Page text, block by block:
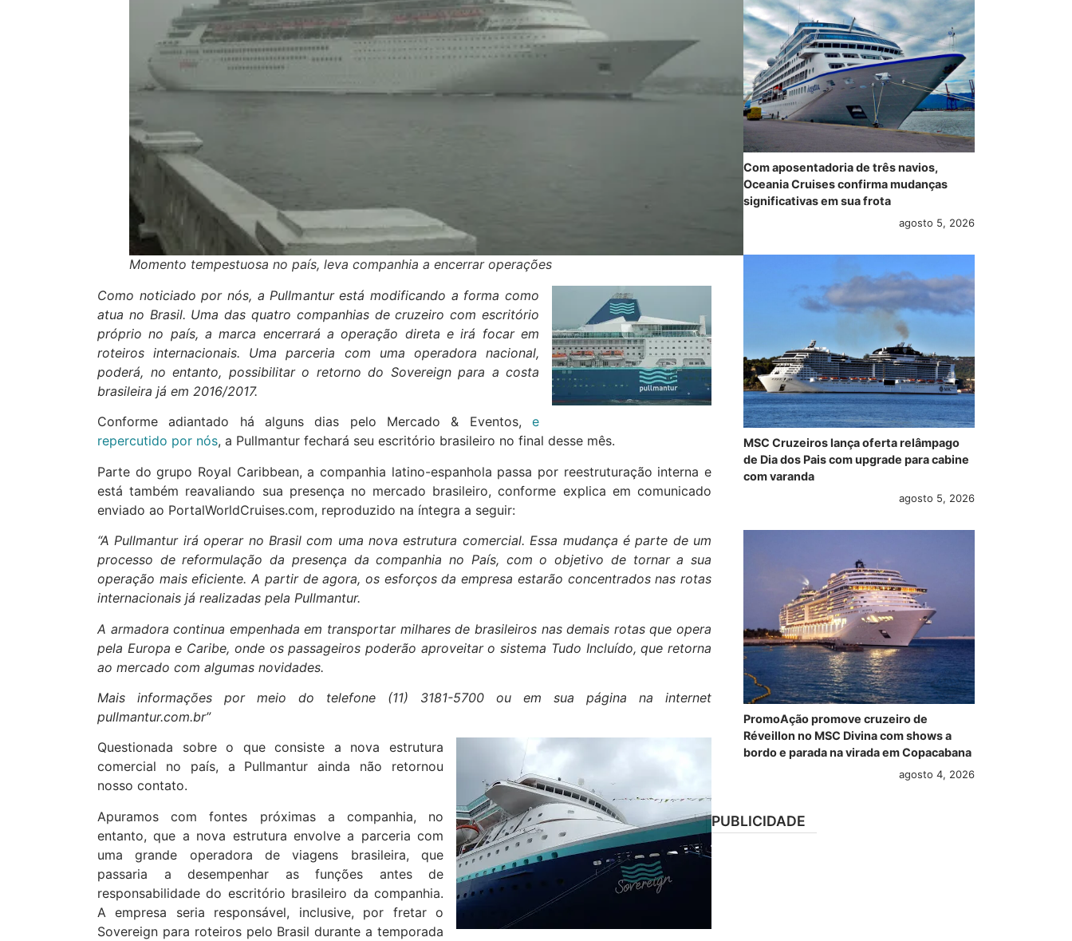
Momento tempestuosa no país, leva companhia a encerrar operações
Como noticiado por nós, a Pullmantur está modificando a forma como
atua no Brasil. Uma das quatro companhias de cruzeiro com escritório
próprio no país, a marca encerrará a operação direta e irá focar em
roteiros internacionais. Uma parceria com uma operadora nacional,
poderá, no entanto, possibilitar o retorno do Sovereign para a costa
brasileira já em 2016/2017.
Conforme adiantado há alguns dias pelo Mercado & Eventos, e
repercutido por nós, a Pullmantur fechará seu escritório brasileiro no final desse mês.
Parte do grupo Royal Caribbean, a companhia latino-espanhola passa por reestruturação interna e
está também reavaliando sua presença no mercado brasileiro, conforme explica em comunicado
enviado ao PortalWorldCruises.com, reproduzido na íntegra a seguir:
“A Pullmantur irá operar no Brasil com uma nova estrutura comercial. Essa mudança é parte de um
processo de reformulação da presença da companhia no País, com o objetivo de tornar a sua
operação mais eficiente. A partir de agora, os esforços da empresa estarão concentrados nas rotas
internacionais já realizadas pela Pullmantur.
A armadora continua empenhada em transportar milhares de brasileiros nas demais rotas que opera
pela Europa e Caribe, onde os passageiros poderão aproveitar o sistema Tudo Incluído, que retorna
ao mercado com algumas novidades.
Mais informações por meio do telefone (11) 3181-5700 ou em sua página na internet
pullmantur.com.br”
Questionada sobre o que consiste a nova estrutura
comercial no país, a Pullmantur ainda não retornou
nosso contato.
Apuramos com fontes próximas a companhia, no
entanto, que a nova estrutura envolve a parceria com
uma grande operadora de viagens brasileira, que
passaria a desempenhar as funções antes de
responsabilidade do escritório brasileiro da companhia.
A empresa seria responsável, inclusive, por fretar o
Sovereign para roteiros pelo Brasil durante a temporada
Com aposentadoria de três navios,
Oceania Cruises confirma mudanças
significativas em sua frota
agosto 5, 2026
MSC Cruzeiros lança oferta relâmpago
de Dia dos Pais com upgrade para cabine
com varanda
agosto 5, 2026
PromoAção promove cruzeiro de
Réveillon no MSC Divina com shows a
bordo e parada na virada em Copacabana
agosto 4, 2026
PUBLICIDADE